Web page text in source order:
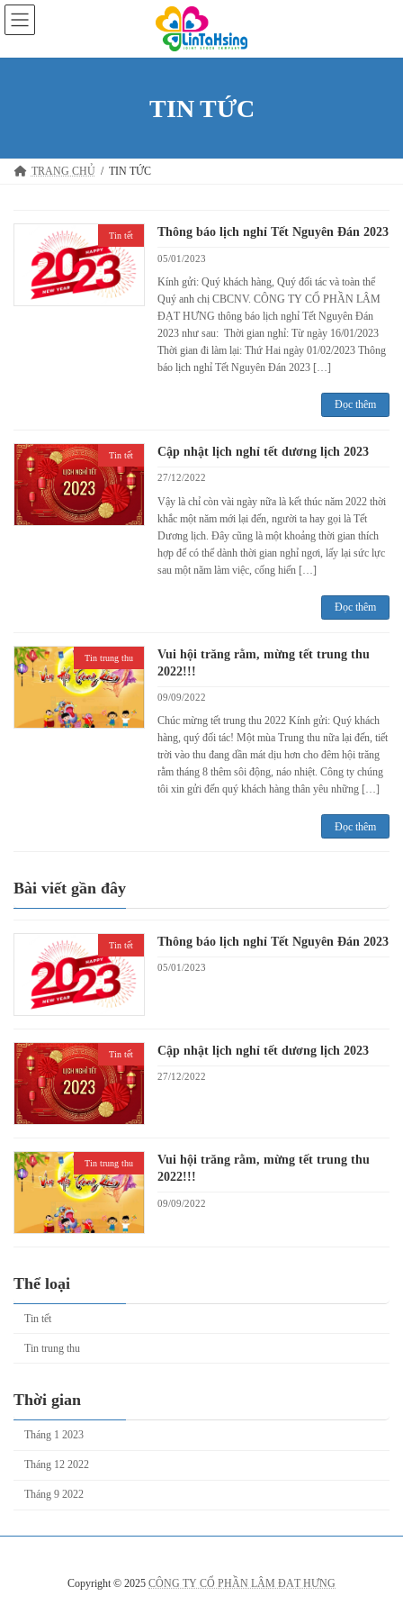
Skip
the
Skip
the
TIN TỨC
TRANG CHỦ TIN TỨC
Tin tết Thông báo lịch nghỉ Tết Nguyên Đán 2023
05/01/2023
Kính gửi: Quý khách hàng, Quý đối tác và toàn thể
Quý anh chị CBCNV. CÔNG TY CỔ PHẦN LÂM
ĐẠT HƯNG thông báo lịch nghỉ Tết Nguyên Đán
2023 như sau: Thời gian nghỉ: Từ ngày 16/01/2023
Thời gian đi làm lại: Thứ Hai ngày 01/02/2023 Thông
báo lịch nghỉ Tết Nguyên Đán 2023 […]
Đọc thêm
Tin tết Cập nhật lịch nghỉ tết dương lịch 2023
27/12/2022
Vậy là chỉ còn vài ngày nữa là kết thúc năm 2022 thời
khắc một năm mới lại đến, người ta hay gọi là Tết
Dương lịch. Đây cũng là một khoảng thời gian thích
hợp để có thể dành thời gian nghỉ ngơi, lấy lại sức lực
sau một năm làm việc, cống hiến […]
Đọc thêm
Tin trung thu
Vui hội trăng rằm, mừng tết trung thu
2022!!!
09/09/2022
Chúc mừng tết trung thu 2022 Kính gửi: Quý khách
hàng, quý đối tác! Một mùa Trung thu nữa lại đến, tiết
trời vào thu đang dần mát dịu hơn cho đêm hội trăng
rằm tháng 8 thêm sôi động, náo nhiệt. Công ty chúng
tôi xin gửi đến quý khách hàng thân yêu những […]
Đọc thêm
Bài viết gần đây
Tin tết Thông báo lịch nghỉ Tết Nguyên Đán 2023
05/01/2023
Tin tết Cập nhật lịch nghỉ tết dương lịch 2023
27/12/2022
Tin trung thu
Vui hội trăng rằm, mừng tết trung thu
2022!!!
09/09/2022
Thể loại
Tin tết
Tin trung thu
Thời gian
Tháng 1 2023
Tháng 12 2022
Tháng 9 2022
Copyright © 2025 CÔNG TY CỔ PHẦN LÂM ĐẠT HƯNG